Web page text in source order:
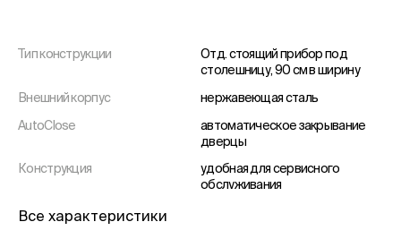
Тип конструкции
Отд. стоящий прибор под
столешницу, 90 см в ширину
Внешний корпус
нержавеющая сталь
AutoClose
автоматическое закрывание
дверцы
Конструкция
удобная для сервисного
обслуживания
Дополнительно
Все характеристики